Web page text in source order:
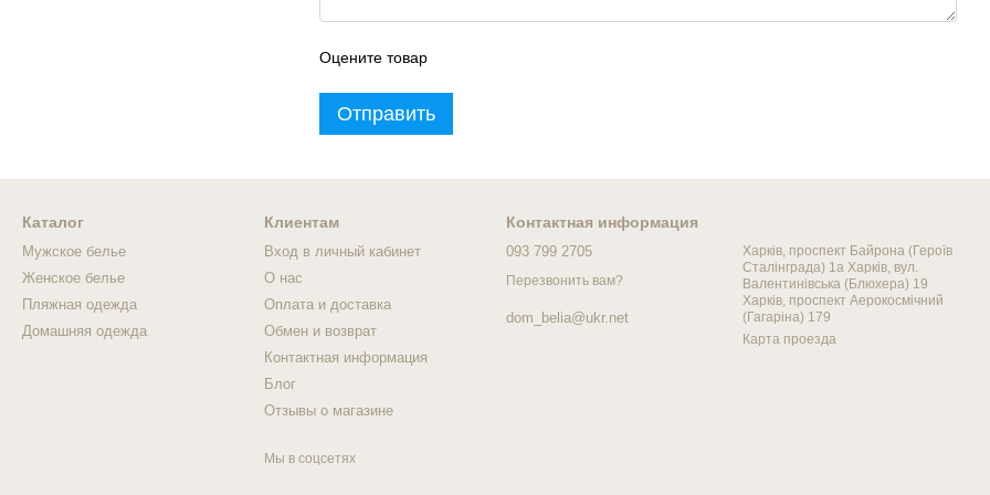
Оцените товар
Отправить
Каталог
Мужское белье
Женское белье
Пляжная одежда
Домашняя одежда
Клиентам
Вход в личный кабинет
О нас
Оплата и доставка
Обмен и возврат
Контактная информация
Блог
Отзывы о магазине
Мы в соцсетях
Контактная информация
093 799 2705
Перезвонить вам?
dom_belia@ukr.net
Харків, проспект Байрона (Героїв
Сталінграда) 1а Харків, вул.
Валентинівська (Блюхера) 19
Харків, проспект Аерокосмічний
(Гагаріна) 179
Карта проезда